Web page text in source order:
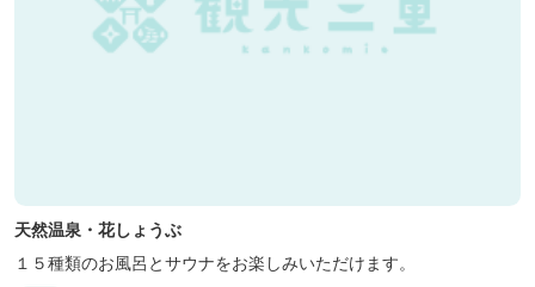
天然温泉・花しょうぶ
１５種類のお風呂とサウナをお楽しみいただけます。